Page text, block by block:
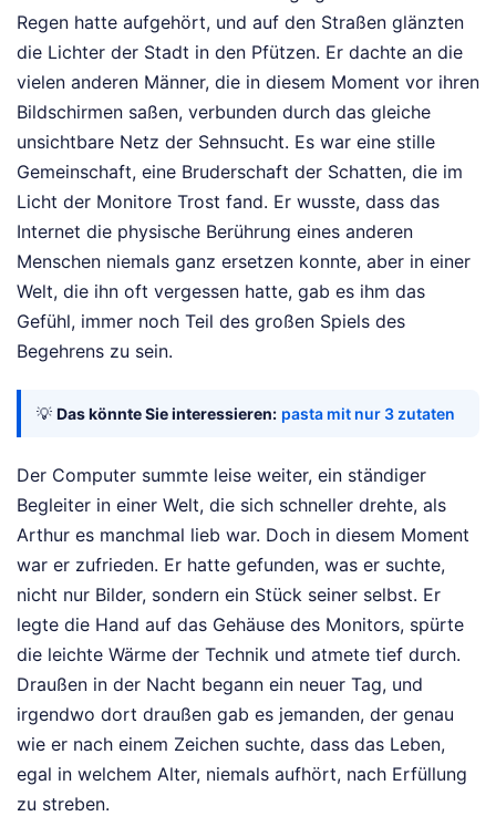
Regen hatte aufgehört, und auf den Straßen glänzten
die Lichter der Stadt in den Pfützen. Er dachte an die
vielen anderen Männer, die in diesem Moment vor ihren
Bildschirmen saßen, verbunden durch das gleiche
unsichtbare Netz der Sehnsucht. Es war eine stille
Gemeinschaft, eine Bruderschaft der Schatten, die im
Licht der Monitore Trost fand. Er wusste, dass das
Internet die physische Berührung eines anderen
Menschen niemals ganz ersetzen konnte, aber in einer
Welt, die ihn oft vergessen hatte, gab es ihm das
Gefühl, immer noch Teil des großen Spiels des
Begehrens zu sein.
💡 Das könnte Sie interessieren: pasta mit nur 3 zutaten
Der Computer summte leise weiter, ein ständiger
Begleiter in einer Welt, die sich schneller drehte, als
Arthur es manchmal lieb war. Doch in diesem Moment
war er zufrieden. Er hatte gefunden, was er suchte,
nicht nur Bilder, sondern ein Stück seiner selbst. Er
legte die Hand auf das Gehäuse des Monitors, spürte
die leichte Wärme der Technik und atmete tief durch.
Draußen in der Nacht begann ein neuer Tag, und
irgendwo dort draußen gab es jemanden, der genau
wie er nach einem Zeichen suchte, dass das Leben,
egal in welchem Alter, niemals aufhört, nach Erfüllung
zu streben.